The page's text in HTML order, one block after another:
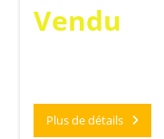
Vendu
Plus de détails